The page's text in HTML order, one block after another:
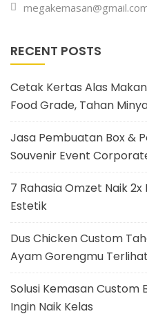
RECENT POSTS
Cetak Kertas Alas
Food Grade, Tahan
Jasa Pembuatan Box &
Souvenir Event
7 Rahasia Omzet Naik
Estetik
Dus Chicken Custom
Ayam Gorengmu
Solusi Kemasan Custom
Ingin Naik Kelas